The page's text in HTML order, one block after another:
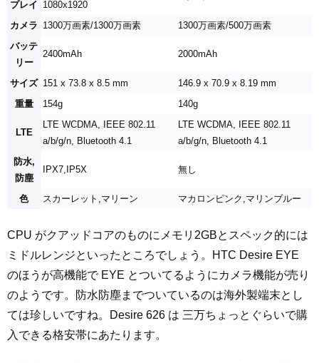
プレイ 1080x1920
カメラ 1300万画素/1300万画素
1300万画素/500万画素
バッテ
リー
2400mAh 2000mAh
サイズ 151 x 73.8 x 8.5 mm
146.9 x 70.9 x 8.19 mm
重量
154g 140g
LTE
LTE WCDMA, IEEE 802.11
a/b/g/n, Bluetooth 4.1
LTE WCDMA, IEEE 802.11
a/b/g/n, Bluetooth 4.1
防水,
防塵
IPX7,IP5X 無し
色 スカーレット,マリーン マカロンピンク,マリンブルー
CPU がクアッドコアのものにメモリ2GBとスペック的には
ミドルレンジといったところでしょう。HTC Desire EYE
のほうが高機能で EYE とついてるようにカメラ機能が売り
のようです。防水防塵までついているのは海外製端末とし
ては珍しいですね。Desire 626 は 三万ちょっとぐらいで購
入できる格安帯にあたります。